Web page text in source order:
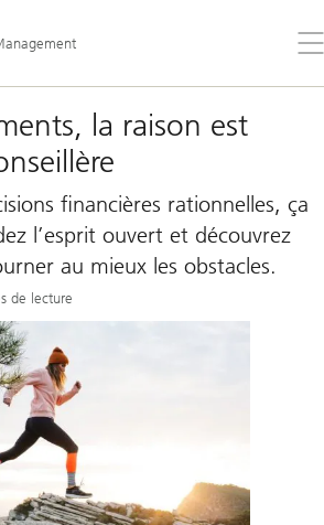
le
la raison est
financières rationnelles, ça
l’esprit ouvert et découvrez
au mieux les obstacles.
de lecture